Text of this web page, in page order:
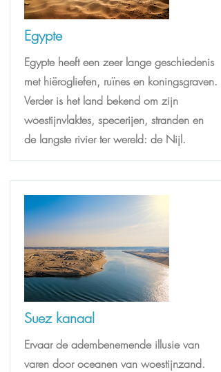
Egypte
Egypte heeft een zeer lange geschiedenis
met hiërogliefen, ruïnes en koningsgraven.
Verder is het land bekend om zijn
woestijnvlaktes, specerijen, stranden en
de langste rivier ter wereld: de Nijl.
Suez kanaal
Ervaar de adembenemende illusie van
varen door oceanen van woestijnzand.